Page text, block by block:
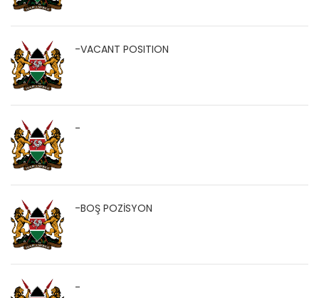
-VACANT POSITION
-
-BOŞ POZİSYON
-